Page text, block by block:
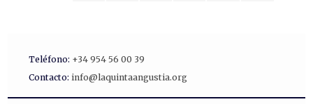
Teléfono: +34 954 56 00 39
Contacto: info@laquintaangustia.org